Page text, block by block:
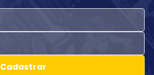
Cadastrar